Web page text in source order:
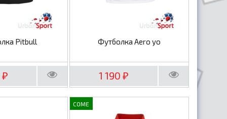
Pitbull
₽
Футболка Aero yo
1 190 ₽
COME